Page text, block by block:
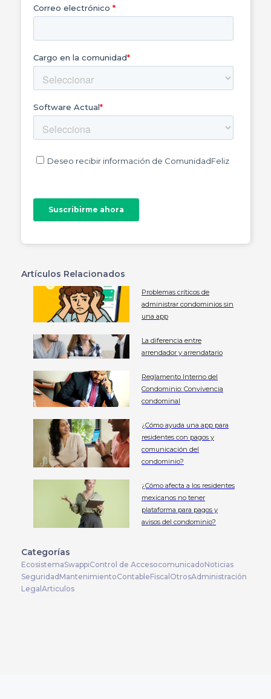
Artículos Relacionados
Problemas críticos de
administrar condominios sin
una app
La diferencia entre
arrendador y arrendatario
Reglamento Interno del
Condominio: Convivencia
condominal
¿Cómo ayuda una app para
residentes con pagos y
comunicación del
condominio?
¿Cómo afecta a los residentes
mexicanos no tener
plataforma para pagos y
avisos del condominio?
Categorías
EcosistemaSwappiControl de AccesocomunicadoNoticias
SeguridadMantenimientoContableFiscalOtrosAdministración
LegalArticulos